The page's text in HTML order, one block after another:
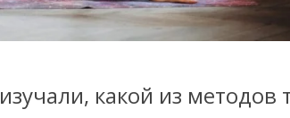
изучали, какой из методов